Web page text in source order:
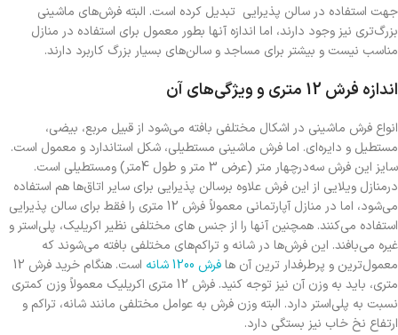
جهت استفاده در سالن‌ پذیرایی تبدیل کرده است. البته فرش‌های ماشینی
بزرگ‌تری نیز وجود دارند، اما اندازه آنها بطور معمول برای استفاده در منازل
مناسب نیست و بیشتر برای مساجد و سالن‌های بسیار بزرگ کاربرد دارند.
اندازه فرش 12 متری و ویژگی‌های آن
انواع فرش ماشینی در اشکال مختلفی بافته می‌شود از قبیل مربع، بیضی،
مستطیل و دایره‌ای. اما فرش ماشینی مستطیلی، شکل استاندارد و معمول است.
سایز این فرش سه‌درچهار متر (عرض 3 متر و طول 4متر) ومستطیلی است.
درمنازل ویلایی از این فرش علاوه برسالن پذیرایی برای سایر اتاق‌ها هم استفاده
می‌شود، اما در منازل آپارتمانی معمولاً فرش 12 متری را فقط برای سالن پذیرایی
استفاده می‌کنند. همچنین آنها را از جنس های مختلفی نظیر اکریلیک، پلی‌استر و
غیره می‌بافند. این فرش‌ها در شانه و تراکم‌های مختلفی بافته می‌شوند که
معمول‌ترین و پرطرفدار ترین آن هافرش 1200 شانه
است. هنگام خرید فرش 12
متری، باید به وزن آن نیز توجه کنید. فرش‌ 12 متری اکریلیک معمولاً وزن کمتری
نسبت به پلی‌استر دارد. البته وزن فرش به عوامل مختلفی مانند شانه، تراکم و
ارتفاع نخ خاب نیز بستگی دارد.